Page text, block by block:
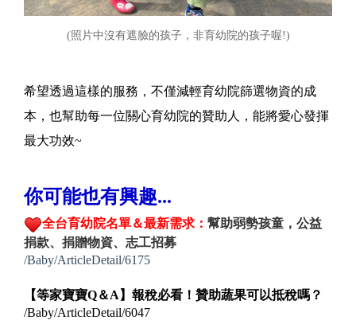
(照片中沒有遮臉的孩子，非育幼院的孩子喔!)
希望透過這樣的服務，不僅減輕育幼院篩選物資的成
本，也幫助每一位關心育幼院的贊助人，能將愛心發揮
最大功效~
你可能也有興趣...
全台育幼院名單＆最新需求： 幫助弱勢孩童，公益
捐款、捐贈物資、志工招募
/Baby/ArticleDetail/6175
【等家寶寶Q＆A】報稅必看！贊助蔬果可以抵稅嗎？
/Baby/ArticleDetail/6047